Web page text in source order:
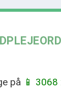
på 📱 3068